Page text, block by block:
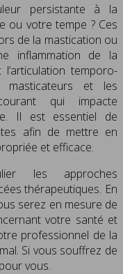
persistante à la
ou votre tempe ? Ces
de la mastication ou
inflammation de la
temporo-
masticateurs et les
qui impacte
Il est essentiel de
afin de mettre en
et efficace.
les approches
thérapeutiques. En
serez en mesure de
votre santé et
professionnel de la
Si vous souffrez de
vous.